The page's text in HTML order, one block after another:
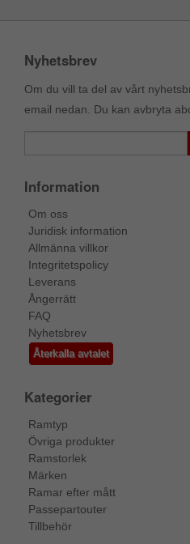
Nyhetsbrev
Om du vill ta del av vårt
email nedan. Du kan avbryta
Information
Om oss
Juridisk information
Allmänna villkor
Integritetspolicy
Leverans
Ångerrätt
FAQ
Nyhetsbrev
Återkalla avtalet
Kategorier
Ramtyp
Övriga produkter
Ramstorlek
Märken
Ramar efter mått
Passepartouter
Tillbehör